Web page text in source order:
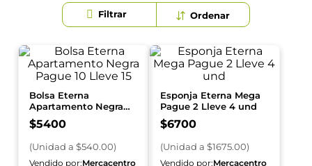
Bolsa Eterna
Apartamento Negra
Pague 10 Lleve 15
$5400
(Unidad a $540.00)
Vendido por:Mercacentro
Esponja Eterna Mega
Pague 2 Lleve 4 und
$6700
(Unidad a $1675.00)
Vendido por:Mercacentro